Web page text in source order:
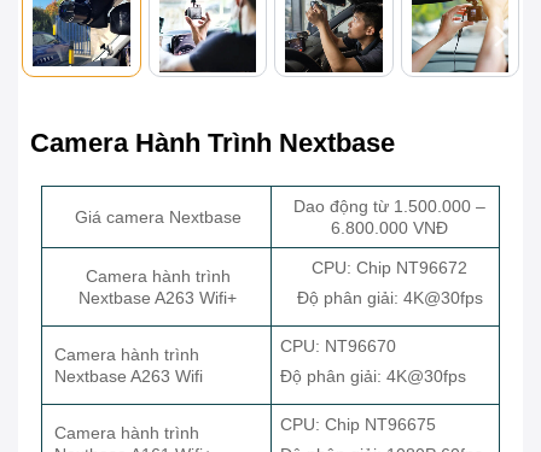
Camera Hành Trình Nextbase
Giá camera Nextbase
Dao động từ 1.500.000 –
6.800.000 VNĐ
Camera hành trình
Nextbase A263 Wifi+
CPU: Chip NT96672
Độ phân giải: 4K@30fps
Camera hành trình
Nextbase A263 Wifi
CPU: NT96670
Độ phân giải: 4K@30fps
Camera hành trình
CPU: Chip NT96675